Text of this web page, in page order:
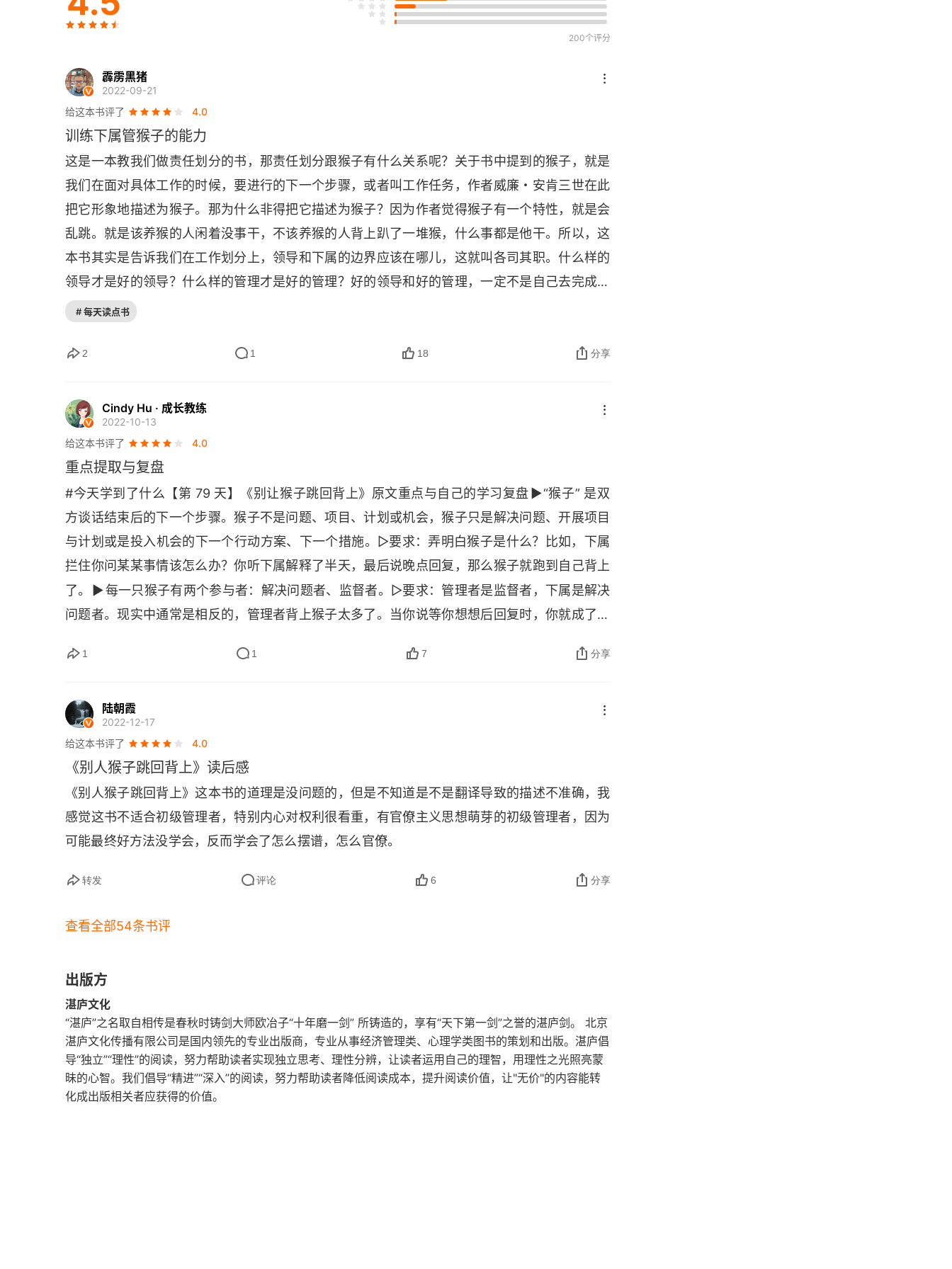
两难困境
一致性
创新
应对之道
专业驯猴师
什么是猴子
下属占用的时间
安肯自由量表
第2章 你是猴子磁场吗
找回被下属占用的时间
逆向管理
情境2 给我一份会议记录
拖着下属
情境3 让我知道，我可以帮上什么忙
第3章 猴子从哪里来
抓猴子的工具
抓猴子的地点
管理者的思考
第4章 谁是猴子的主人
“我们”没有问题
谁为谁工作
强迫搜集猴子的命运
第6章 成为专业驯猴师
启示
打破恶性循环
200个评分
霹雳黑猪
2022-09-21
给这本书评了
4.0
训练下属管猴子的能力
这是一本教我们做责任划分的书，那责任划分跟猴子有什么关系呢？关于书中提到的猴子，就是
我们在面对具体工作的时候，要进行的下一个步骤，或者叫工作任务，作者威廉・安肯三世在此
把它形象地描述为猴子。那为什么非得把它描述为猴子？因为作者觉得猴子有一个特性，就是会
乱跳。就是该养猴的人闲着没事干，不该养猴的人背上趴了一堆猴，什么事都是他干。所以，这
本书其实是告诉我们在工作划分上，领导和下属的边界应该在哪儿，这就叫各司其职。什么样的
领导才是好的领导？什么样的管理才是好的管理？好的领导和好的管理，一定不是自己去完成所
有任务，而是发动更多人去达到一个组织目标。如果猴子乱跳，结果自然就是团队的组织绩效会
谁要为工作负责？如何安排工作？则是领导的管理能力分出高下的地方。
# 每天读点书
2 1 18 分享
Cindy Hu · 成长教练
2022-10-13
给这本书评了
4.0
重点提取与复盘
#今天学到了什么【第 79 天】《别让猴子跳回背上》原文重点与自己的学习复盘▶“猴子” 是双
方谈话结束后的下一个步骤。猴子不是问题、项目、计划或机会，猴子只是解决问题、开展项目
与计划或是投入机会的下一个行动方案、下一个措施。▷要求：弄明白猴子是什么？比如，下属
拦住你问某某事情该怎么办？你听下属解释了半天，最后说晚点回复，那么猴子就跑到自己背上
了。
▶每一只猴子有两个参与者：解决问题者、监督者。▷要求：管理者是监督者，下属是解决
问题者。现实中通常是相反的，管理者背上猴子太多了。当你说等你想想后回复时，你就成了解
行性报告 (最高层级)。第 4 级：行动，但需立即请示 (意味着报告频率超过例行程度)。第 3
级)。▷要求：确保下属使用的是第 3 级到第 5 级的授权范围，否则自己背上的猴子就会越来越
多。 ▶6 大规则：(1) 确保你的猴子不会被活活饿死。要么喂养，要么 “杀掉”。(2) 不要让猴子过
量。(3) 喂养猴子的责任必须落在下属身上。(4) 毫无进展不能作为重新安排喂养时间的借口。
(5) 避免遭到误解。(6) 展开即时对话。▷要求：理解六个规则。比如，1）时间和精力有限，能
做的事情有限，当事情太多，最后所有事情都做不好，也就是猴子被活活饿死。2）找到猴子让
下属喂养，但需要控制数量，过犹不及。5）与下属沟通时，一不小心就出现误解，从而让猴子
有者是下属，要用再提取。
1 1 7 分享
陆朝霞
2022-12-17
给这本书评了
4.0
《别人猴子跳回背上》读后感
《别人猴子跳回背上》这本书的道理是没问题的，但是不知道是不是翻译导致的描述不准确，我
感觉这书不适合初级管理者，特别内心对权利很看重，有官僚主义思想萌芽的初级管理者，因为
可能最终好方法没学会，反而学会了怎么摆谱，怎么官僚。
转发 评论 6 分享
查看全部54条书评
出版方
湛庐文化
“湛庐”之名取自相传是春秋时铸剑大师欧冶子“十年磨一剑” 所铸造的，享有“天下第一剑”之誉的湛庐剑。 北京
湛庐文化传播有限公司是国内领先的专业出版商，专业从事经济管理类、心理学类图书的策划和出版。湛庐倡
导“独立”“理性”的阅读，努力帮助读者实现独立思考、理性分辨，让读者运用自己的理智，用理性之光照亮蒙
昧的心智。我们倡导“精进”“深入”的阅读，努力帮助读者降低阅读成本，提升阅读价值，让"无价"的内容能转
化成出版相关者应获得的价值。